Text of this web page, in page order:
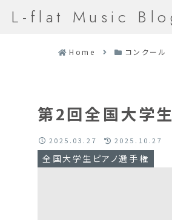
L-flat Music
Home コンクール
第2回全国大学
全国大学生ピアノ選手権
2025.03.27 2025.10.27